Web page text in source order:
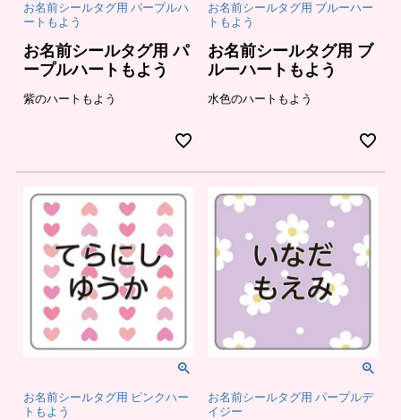
お名前シールタグ用 パープルハ
ートもよう
お名前シールタグ用 パ
ープルハートもよう
紫のハートもよう
お名前シールタグ用 ブルーハー
トもよう
お名前シールタグ用 ブ
ルーハートもよう
水色のハートもよう
お名前シールタグ用 ピンクハー
トもよう
お名前シールタグ用 パープルデ
イジー